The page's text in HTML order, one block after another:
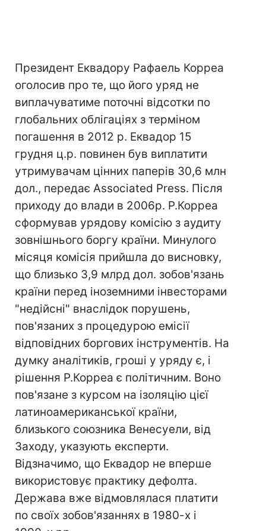
Президент Еквадору Рафаель Корреа
оголосив про те, що його уряд не
виплачуватиме поточні відсотки по
глобальних облігаціях з терміном
погашення в 2012 р. Еквадор 15
грудня ц.р. повинен був виплатити
утримувачам цінних паперів 30,6 млн
дол., передає Associated Press. Після
приходу до влади в 2006р. Р.Корреа
сформував урядову комісію з аудиту
зовнішнього боргу країни. Минулого
місяця комісія прийшла до висновку,
що близько 3,9 млрд дол. зобов'язань
країни перед іноземними інвесторами
"недійсні" внаслідок порушень,
пов'язаних з процедурою емісії
відповідних боргових інструментів. На
думку аналітиків, гроші у уряду є, і
рішення Р.Корреа є політичним. Воно
пов'язане з курсом на ізоляцію цієї
латиноамериканської країни,
близького союзника Венесуели, від
Заходу, указують експерти.
Відзначимо, що Еквадор не вперше
використовує практику дефолта.
Держава вже відмовлялася платити
по своїх зобов'язаннях в 1980-х і